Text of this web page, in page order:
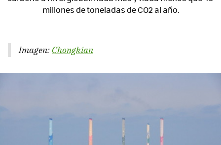
millones de toneladas de CO2 al año.
Imagen: Chongkian